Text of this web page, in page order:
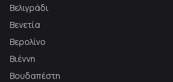
Βελιγράδι
Βενετία
Βερολίνο
Βιέννη
Βουδαπέστη